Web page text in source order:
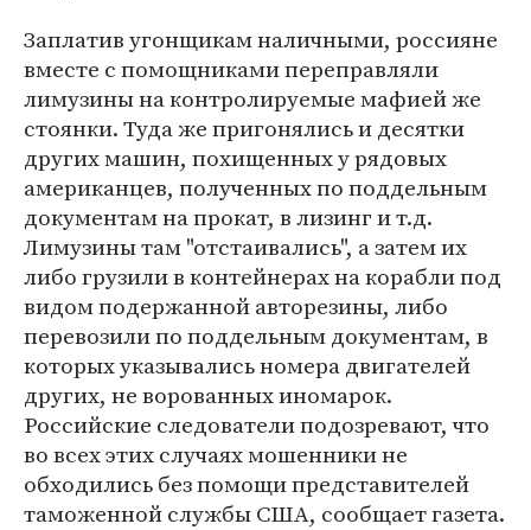
Заплатив угонщикам наличными, россияне
вместе с помощниками переправляли
лимузины на контролируемые мафией же
стоянки. Туда же пригонялись и десятки
других машин, похищенных у рядовых
американцев, полученных по поддельным
документам на прокат, в лизинг и т.д.
Лимузины там "отстаивались", а затем их
либо грузили в контейнерах на корабли под
видом подержанной авторезины, либо
перевозили по поддельным документам, в
которых указывались номера двигателей
других, не ворованных иномарок.
Российские следователи подозревают, что
во всех этих случаях мошенники не
обходились без помощи представителей
таможенной службы США, сообщает газета.